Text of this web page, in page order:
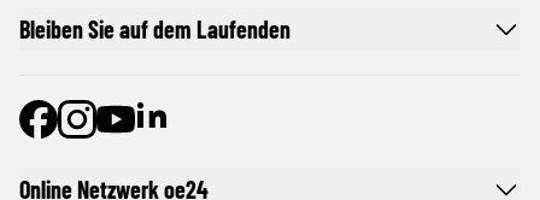
Online Netzwerk oe24
Bleiben Sie auf dem Laufenden